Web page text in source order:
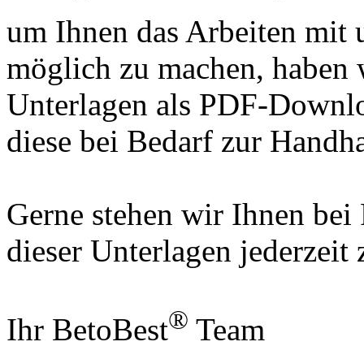
um Ihnen das Arbeiten mit
möglich zu machen,
Unterlagen als PDF-
diese bei Bedarf zur
Gerne stehen wir Ihnen
dieser Unterlagen jederzeit
Ihr BetoBest® Team